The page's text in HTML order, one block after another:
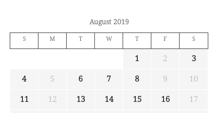
August 2019
S M T W T F S
1 2
3
4
5 6 7 8 9
10
11
12 13 14 15 16
17